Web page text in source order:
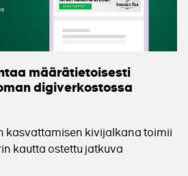
määrätietoisesti
digiverkostossa
kasvattamisen kivijalkana toimii
kautta ostettu jatkuva